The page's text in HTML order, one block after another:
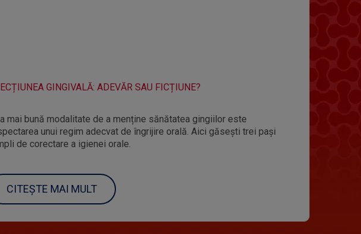
GINGIVALĂ: ADEVĂR SAU FICȚIUNE?
mai bună modalitate de a menține sănătatea gingiilor este
unui regim adecvat de îngrijire orală. Aici găsești trei pași
de corectare a igienei orale.
CITEȘTE MAI MULT